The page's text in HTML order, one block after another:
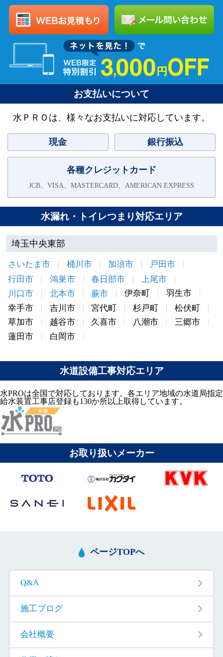
お支払いについて
水ＰＲＯは、様々なお支払いに対応しています。
現金 銀行振込
各種クレジットカード
JCB、VISA、MASTERCARD、AMERICAN EXPRESS
水漏れ・トイレつまり対応エリア
埼玉中央東部
さいたま市 桶川市 加須市
戸田市
行田市
鴻巣市 春日部市
上尾市
川口市
北本市 蕨市 伊奈町
羽生市
幸手市
吉川市 宮代町 杉戸町
松伏町
草加市
越谷市 久喜市 八潮市
三郷市
蓮田市
白岡市
水道設備工事対応エリア
水PROは全国で対応しております。各エリア地域の水道局指定
給水装置工事店登録も130か所以上取得しています。
お取り扱いメーカー
ページTOPへ
Q&A
施工ブログ
会社概要